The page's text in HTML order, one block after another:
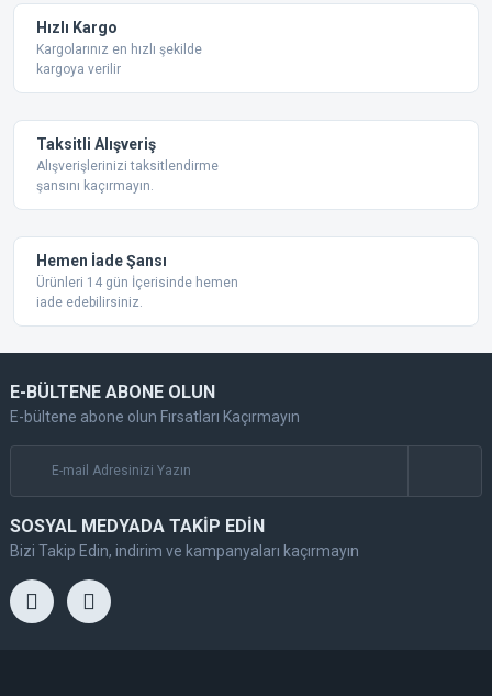
Bu ürüne benzer farklı alternatifler olmalı.
Hızlı Kargo
Kargolarınız en hızlı şekilde
kargoya verilir
Taksitli Alışveriş
Alışverişlerinizi taksitlendirme
şansını kaçırmayın.
Hemen İade Şansı
Ürünleri 14 gün İçerisinde hemen
iade edebilirsiniz.
E-BÜLTENE ABONE OLUN
E-bültene abone olun Fırsatları Kaçırmayın
SOSYAL MEDYADA TAKİP EDİN
Bizi Takip Edin, indirim ve kampanyaları kaçırmayın